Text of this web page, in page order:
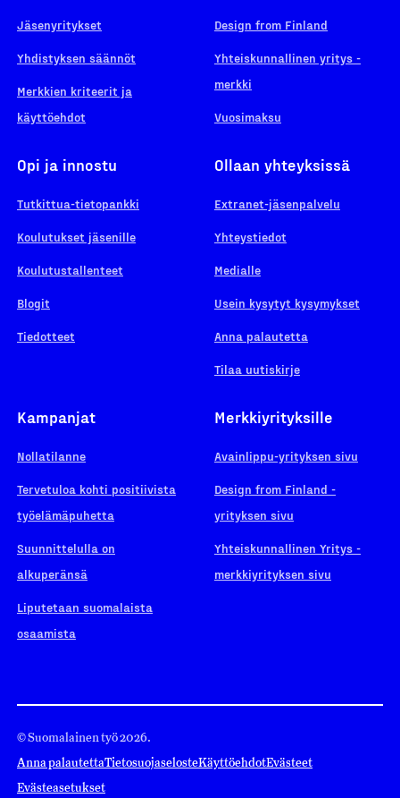
Jäsenyritykset
Yhdistyksen säännöt
Merkkien kriteerit ja
käyttöehdot
Design from Finland
Yhteiskunnallinen yritys -
merkki
Vuosimaksu
Opi ja innostu
Tutkittua-tietopankki
Koulutukset jäsenille
Koulutustallenteet
Blogit
Tiedotteet
Ollaan yhteyksissä
Extranet-jäsenpalvelu
Yhteystiedot
Medialle
Usein kysytyt kysymykset
Anna palautetta
Tilaa uutiskirje
Kampanjat
Nollatilanne
Tervetuloa kohti positiivista
työelämäpuhetta
Suunnittelulla on
alkuperänsä
Liputetaan suomalaista
osaamista
Merkkiyrityksille
Avainlippu-yrityksen sivu
Design from Finland -
yrityksen sivu
Yhteiskunnallinen Yritys -
merkkiyrityksen sivu
© Suomalainen työ 2026.
Anna palautettaTietosuojaselosteKäyttöehdotEvästeet
Evästeasetukset